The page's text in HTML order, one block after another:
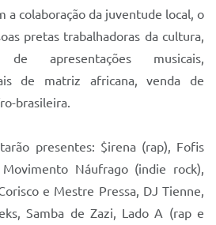
a colaboração da juventude local, o
pretas trabalhadoras da cultura,
apresentações musicais,
de matriz africana, venda de
brasileira.
presentes: $irena (rap), Fofis
Movimento Náufrago (indie rock),
e Mestre Pressa, DJ Tienne,
Samba de Zazi, Lado A (rap e